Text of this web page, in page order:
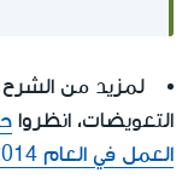
لمزيد من
التعويضات، انظروا
العمل في العام 2014